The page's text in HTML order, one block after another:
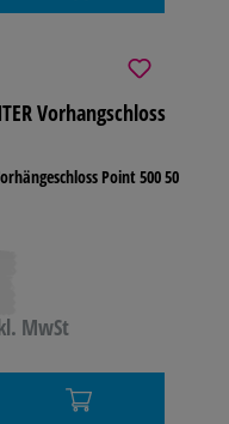
Vorhangschloss
Point 500 50
MwSt